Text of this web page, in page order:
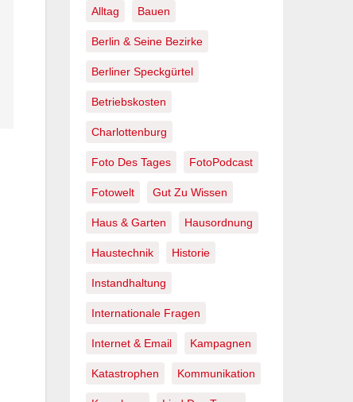
Alltag Bauen
Berlin & Seine Bezirke
Berliner Speckgürtel
Betriebskosten
Charlottenburg
Foto Des Tages FotoPodcast
Fotowelt Gut Zu Wissen
Haus & Garten Hausordnung
Haustechnik Historie
Instandhaltung
Internationale Fragen
Internet & Email Kampagnen
Katastrophen Kommunikation